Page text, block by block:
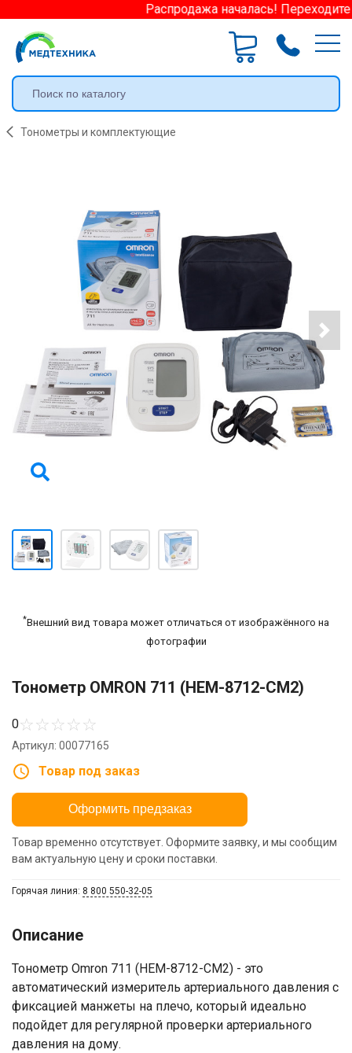
Распродажа началась!
Тонометры и комплектующие
*Внешний вид товара может отличаться от изображённого на
фотографии
Тонометр ОMRON 711 (НЕМ-8712-СМ2)
0☆☆☆☆☆
Артикул: 00077165
Товар под заказ
Оформить предзаказ
Товар временно отсутствует. Оформите заявку, и мы сообщим
вам актуальную цену и сроки поставки.
Горячая линия: 8 800 550-32-05
Описание
Тонометр Omron 711 (HEM-8712-CM2) - это
автоматический измеритель артериального давления с
фиксацией манжеты на плечо, который идеально
подойдет для регулярной проверки артериального
давления на дому.